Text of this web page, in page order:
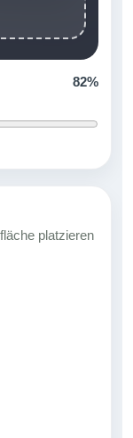
82%
platzieren